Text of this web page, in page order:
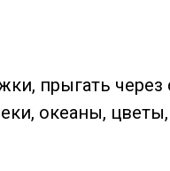
прыгать через
океаны,